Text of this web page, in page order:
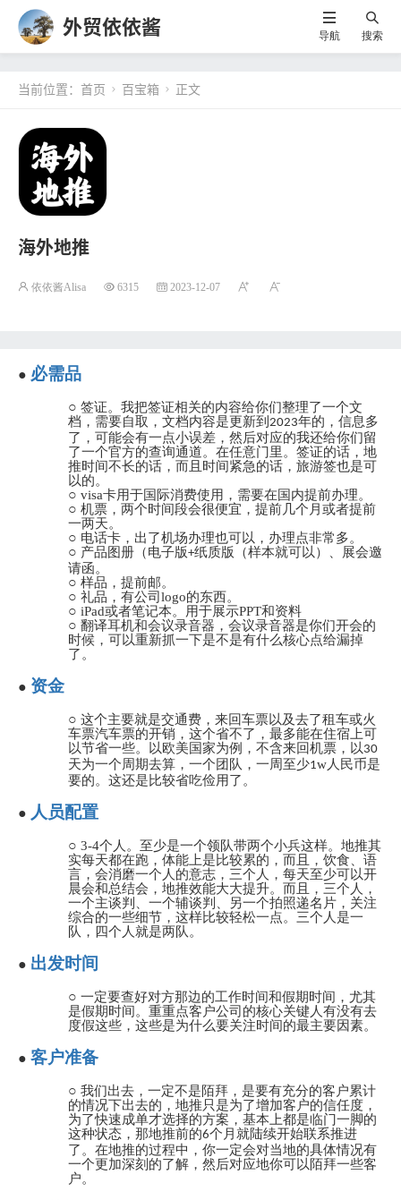
外贸依依酱 导航 搜索
当前位置： 首页  百宝箱  正文
海外地推
依依酱Alisa 6315 2023-12-07
● 必需品
○ 签证。我把签证相关的内容给你们整理了一个文
档，需要自取，文档内容是更新到 2023年的，信息多
了，可能会有一点小误差，然后对应的我还给你们留
了一个官方的查询通道。在任意门里。签证的话，地
推时间不长的话，而且时间紧急的话，旅游签也是可
以的。
○ visa卡用于国际消费使用，需要在国内提前办理。
○ 机票，两个时间段会很便宜，提前几个月或者提前
一两天。
○ 电话卡，出了机场办理也可以，办理点非常多。
○ 产品图册（电子版+纸质版（样本就可以）、展会邀
请函。
○ 样品，提前邮。
○ 礼品，有公司logo的东西。
○ iPad或者笔记本。用于展示PPT和资料
○ 翻译耳机和会议录音器，会议录音器是你们开会的
时候，可以重新抓一下是不是有什么核心点给漏掉
了。
● 资金
○ 这个主要就是交通费，来回车票以及去了租车或火
车票汽车票的开销，这个省不了，最多能在住宿上可
以节省一些。以欧美国家为例，不含来回机票，以 30
天为一个周期去算，一个团队，一周至少1w人民币是
要的。这还是比较省吃俭用了。
● 人员配置
○ 3-4个人。至少是一个领队带两个小兵这样。地推其
实每天都在跑，体能上是比较累的，而且，饮食、语
言，会消磨一个人的意志，三个人，每天至少可以开
晨会和总结会，地推效能大大提升。而且，三个人，
一个主谈判、一个辅谈判、另一个拍照递名片，关注
综合的一些细节，这样比较轻松一点。三个人是一
队，四个人就是两队。
● 出发时间
○ 一定要查好对方那边的工作时间和假期时间，尤其
是假期时间。重重点客户公司的核心关键人有没有去
度假这些，这些是为什么要关注时间的最主要因素。
● 客户准备
○ 我们出去，一定不是陌拜，是要有充分的客户累计
的情况下出去的，地推只是为了增加客户的信任度，
为了快速成单才选择的方案，基本上都是临门一脚的
这种状态，那地推前的6个月就陆续开始联系推进
了。在地推的过程中，你一定会对当地的具体情况有
一个更加深刻的了解，然后对应地你可以陌拜一些客
户。